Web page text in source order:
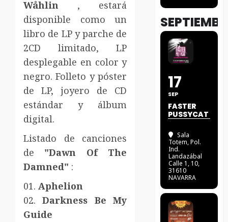
Wåhlin , estará
disponible como un
libro de LP y parche de
2CD limitado, LP
desplegable en color y
negro. Folleto y póster
de LP, joyero de CD
estándar y álbum
digital.
Listado de canciones
de "Dawn Of The
Damned" :
01. Aphelion
02.Darkness Be My
Guide
17
SEP
FASTER
PUSSYCAT
Sala
Totem, Pol.
Ind.
Landazábal
Calle 1, 10,
31610
NAVARRA